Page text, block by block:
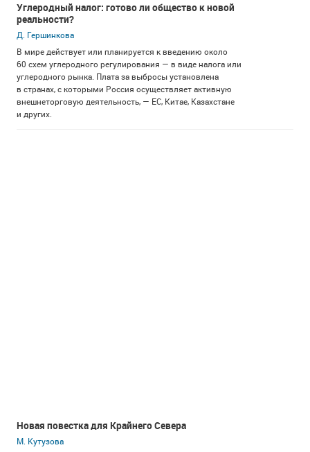
Углеродный налог: готово ли общество к новой
реальности?
Д. Гершинкова
В мире действует или планируется к введению около
60 схем углеродного регулирования — в виде налога или
углеродного рынка. Плата за выбросы установлена
в странах, с которыми Россия осуществляет активную
внешнеторговую деятельность, — ЕС, Китае, Казахстане
и других.
Новая повестка для Крайнего Севера
М. Кутузова